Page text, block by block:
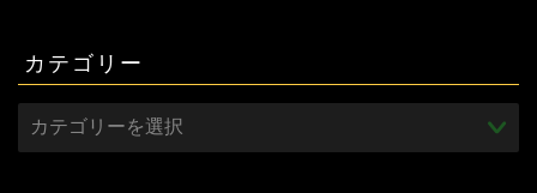
カテゴリー